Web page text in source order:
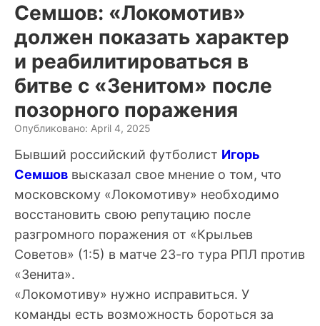
Семшов: «Локомотив»
должен показать характер
и реабилитироваться в
битве с «Зенитом» после
позорного поражения
Опубликовано: April 4, 2025
Бывший российский футболист Игорь
Семшов высказал свое мнение о том, что
московскому «Локомотиву» необходимо
восстановить свою репутацию после
разгромного поражения от «Крыльев
Советов» (1:5) в матче 23-го тура РПЛ против
«Зенита».
«Локомотиву» нужно исправиться. У
команды есть возможность бороться за